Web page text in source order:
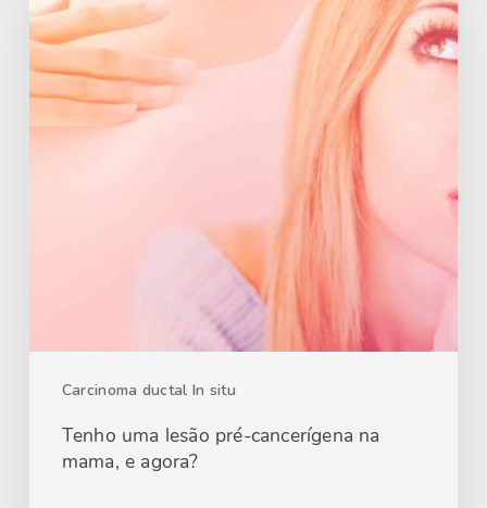
Carcinoma ductal In situ
Tenho uma lesão pré-cancerígena na
mama, e agora?